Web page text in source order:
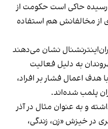
رسیده حاکی است حکومت از
از مخالفانش هم استفاده
نشان می‌دهند
به دلیل فعالیت
هدف اعمال فشار بر افراد،
پلمب شده‌اند.
و به عنوان مثال در آذر
در خیزش «زن، زندگی،